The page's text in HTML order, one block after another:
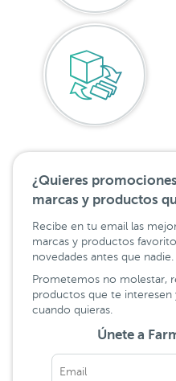
¿Quieres
marcas y productos
Recibe en tu email las
marcas y productos
novedades antes que nadie.
Prometemos no molestar,
productos que te interesen
cuando quieras.
Únete a